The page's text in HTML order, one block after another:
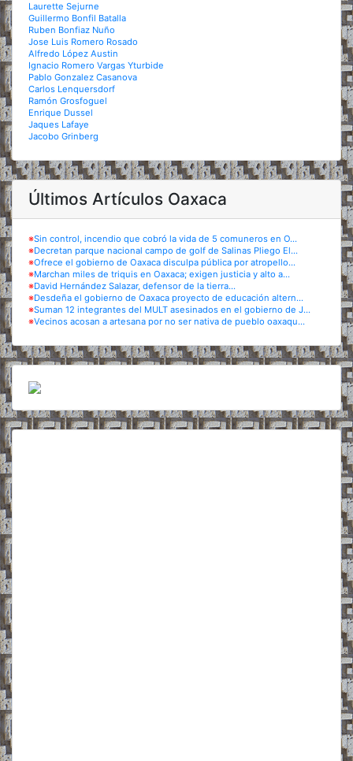
Laurette Sejurne
Guillermo Bonfil Batalla
Ruben Bonfiaz Nuño
Jose Luis Romero Rosado
Alfredo López Austin
Ignacio Romero Vargas Yturbide
Pablo Gonzalez Casanova
Carlos Lenquersdorf
Ramón Grosfoguel
Enrique Dussel
Jaques Lafaye
Jacobo Grinberg
Últimos Artículos Oaxaca
※Sin control, incendio que cobró la vida de 5 comuneros en O...
※Decretan parque nacional campo de golf de Salinas Pliego El...
※Ofrece el gobierno de Oaxaca disculpa pública por atropello...
※Marchan miles de triquis en Oaxaca; exigen justicia y alto a...
※David Hernández Salazar, defensor de la tierra...
※Desdeña el gobierno de Oaxaca proyecto de educación altern...
※Suman 12 integrantes del MULT asesinados en el gobierno de J...
※Vecinos acosan a artesana por no ser nativa de pueblo oaxaqu...